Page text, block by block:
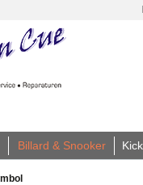
Billard & Snooker